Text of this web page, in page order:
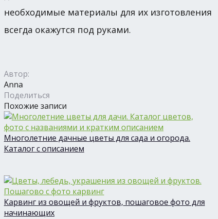
необходимые материалы для их изготовления
всегда окажутся под руками.
Автор:
Anna
Поделиться
Похожие записи
Многолетние дачные цветы для сада и огорода.
Каталог с описанием
Карвинг из овощей и фруктов, пошаговое фото для
начинающих